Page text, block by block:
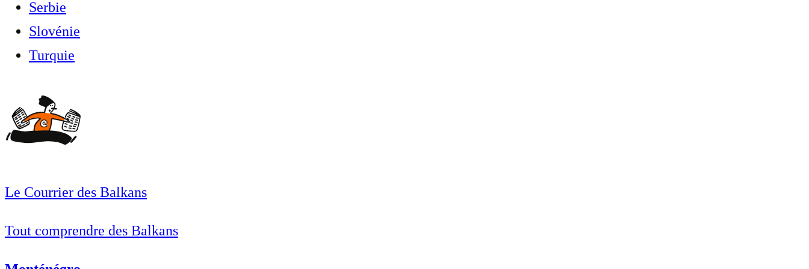
Serbie
Slovénie
Turquie
Le Courrier des Balkans
Tout comprendre des Balkans